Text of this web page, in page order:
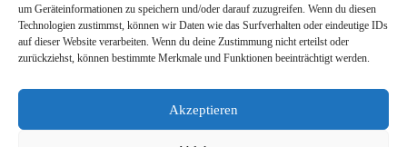
um Geräteinformationen zu speichern und/oder darauf zuzugreifen. Wenn du diesen
Technologien zustimmst, können wir Daten wie das Surfverhalten oder eindeutige IDs
auf dieser Website verarbeiten. Wenn du deine Zustimmung nicht erteilst oder
zurückziehst, können bestimmte Merkmale und Funktionen beeinträchtigt werden.
Akzeptieren
ANMELDEN